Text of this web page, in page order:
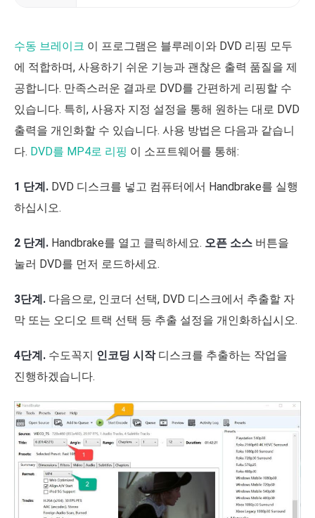
수동 브레이크 이 프로그램은 블루레이와 DVD 리핑 모두
에 적합하며, 사용하기 쉬운 기능과 괜찮은 출력 품질을 제
공합니다. 만족스러운 결과로 DVD를 간편하게 리핑할 수
있습니다. 특히, 사용자 지정 설정을 통해 원하는 대로 DVD
출력을 개인화할 수 있습니다. 사용 방법은 다음과 같습니
다. DVD를 MP4로 리핑 이 소프트웨어를 통해:
1 단계. DVD 디스크를 넣고 컴퓨터에서 Handbrake를 실행
하십시오.
2 단계. Handbrake를 열고 클릭하세요. 오픈 소스 버튼을
눌러 DVD를 먼저 로드하세요.
3단계. 다음으로, 인코더 선택, DVD 디스크에서 추출할 자
막 또는 오디오 트랙 선택 등 추출 설정을 개인화하십시오.
4단계. 수도꼭지 인코딩 시작디스크를 추출하는 작업을
진행하겠습니다.